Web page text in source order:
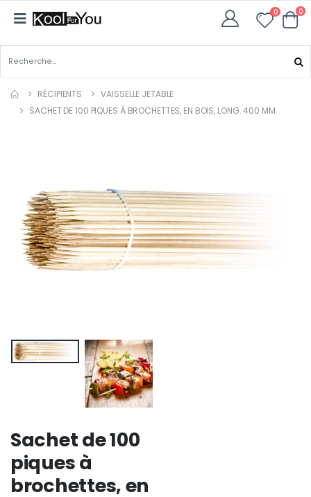
0 0
RÉCIPIENTS
VAISSELLE JETABLE
SACHET DE 100 PIQUES À BROCHETTES, EN BOIS, LONG. 400 MM
Sachet de 100
piques à
brochettes, en